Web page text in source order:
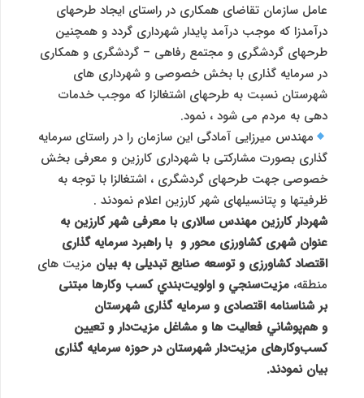
عامل سازمان تقاضای همکاری در راستای ایجاد طرحهای
درآمدزا که موجب درآمد پایدار شهرداری گردد و همچنین
طرحهای گردشگری و مجتمع رفاهی – گردشگری و همکاری
در سرمایه گذاری با بخش خصوصی و شهرداری های
شهرستان نسبت به طرحهای اشتغالزا که موجب خدمات
دهی به مردم می شود ، نمود.
مهندس میرزایی آمادگی این سازمان را در راستای سرمایه
گذاری بصورت مشارکتی با شهرداری کارزین و معرفی بخش
خصوصی جهت طرحهای گردشگری ، اشتغالزا با توجه به
ظرفیتها و پتانسیلهای شهر کارزین اعلام نمودند .
شهردار کارزین مهندس سالاری با معرفی شهر کارزین به
عنوان شهری کشاورزی محور و با راهبرد سرمایه گذاری
اقتصاد کشاورزی و توسعه صنایع تبدیلی به بیان مزیت های
منطقه، مزيت‌سنجي و اولويت‌بندي كسب ‌وكارها مبتنی
برشناسنامه اقتصادی و سرمایه گذاری شهرستان
و هم‌پوشاني فعالیت ها و مشاغل مزيت‌دار وتعیین
کسب‌وکارهای مزیت‌دار شهرستان در حوزه سرمایه گذاری
بیان نمودند.